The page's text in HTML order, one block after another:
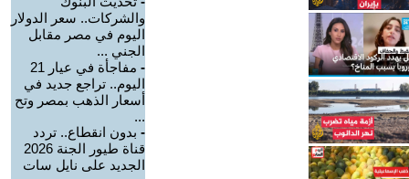
والشركات.. سعر الدولار
اليوم في مصر مقابل
الجني ...
-
مفاجأة في عيار 21
اليوم.. تراجع جديد في
أسعار الذهب بمصر وتح
...
- بدون انقطاع.. تردد
قناة طيور الجنة 2026
الجديد على نايل سات